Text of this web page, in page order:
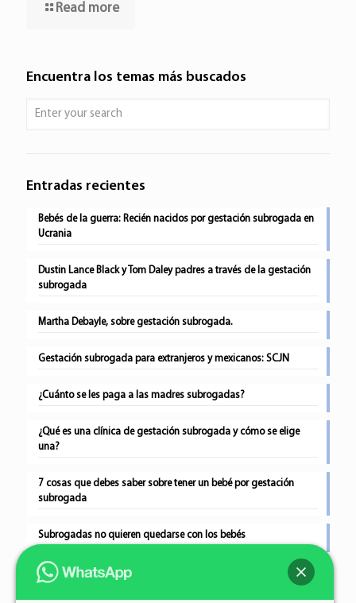
Read more
Encuentra los temas más buscados
Entradas recientes
Bebés de la guerra: Recién nacidos por gestación subrogada en
Ucrania
Dustin Lance Black y Tom Daley padres a través de la gestación
subrogada
Martha Debayle, sobre gestación subrogada.
Gestación subrogada para extranjeros y mexicanos: SCJN
¿Cuánto se les paga a las madres subrogadas?
¿Qué es una clínica de gestación subrogada y cómo se elige
una?
7 cosas que debes saber sobre tener un bebé por gestación
subrogada
Subrogadas no quieren quedarse con los bebés